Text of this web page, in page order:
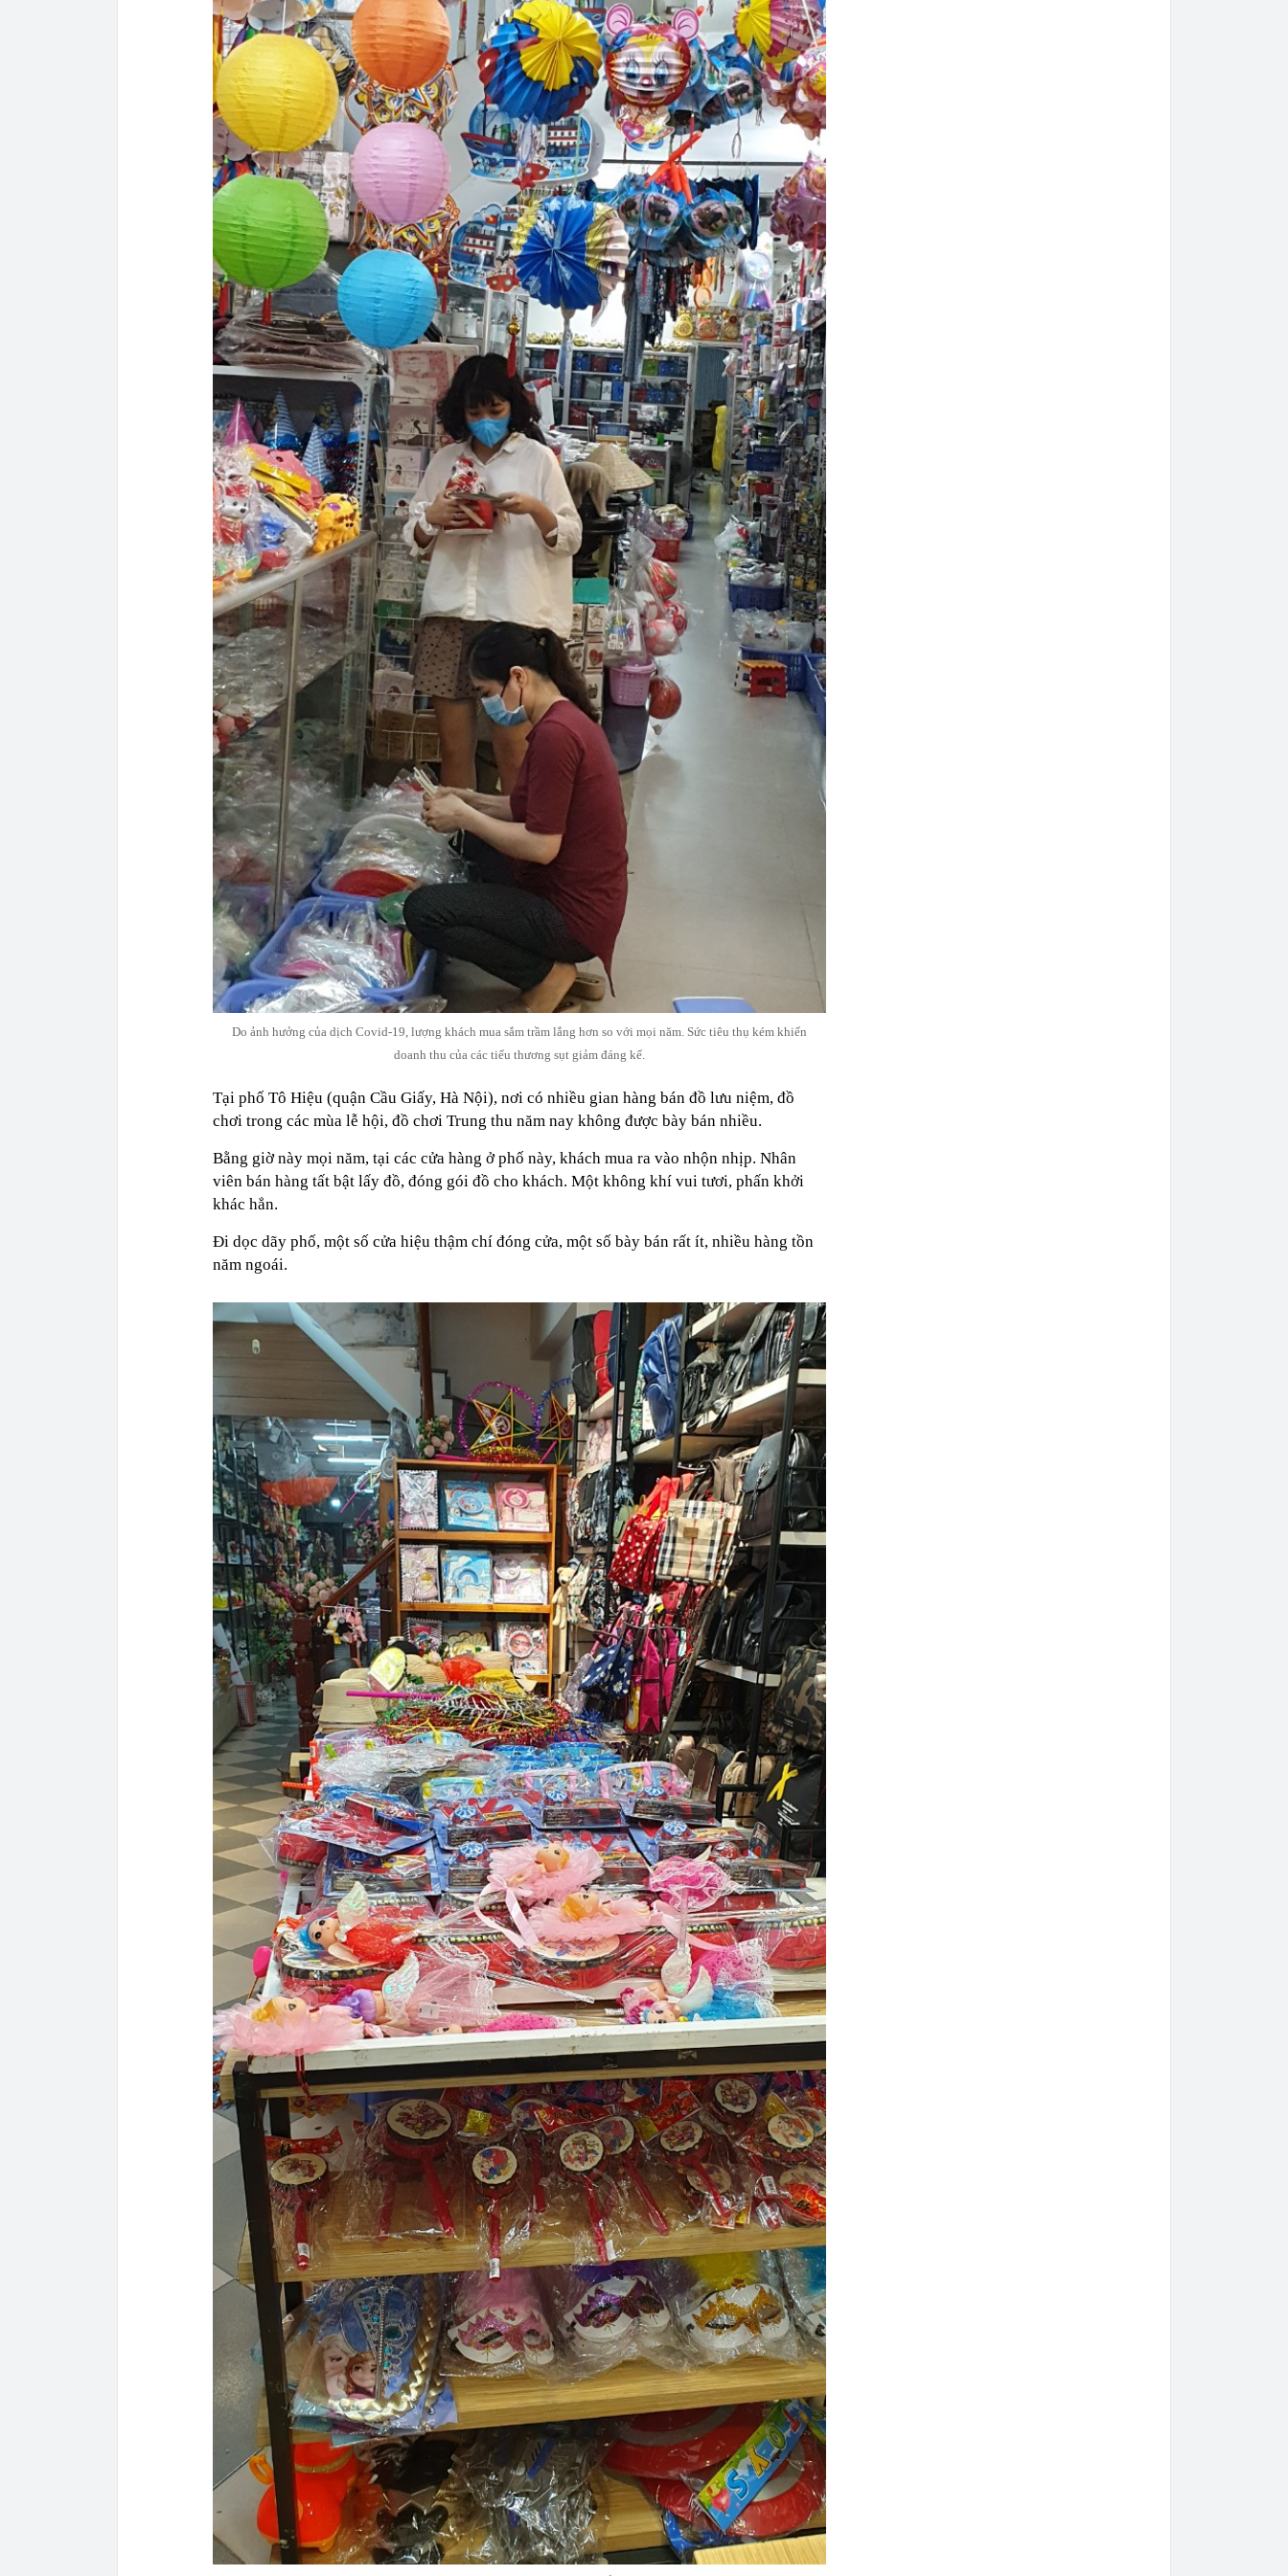
Do ảnh hưởng của dịch Covid-19, lượng khách mua sắm trầm lắng hơn so với mọi năm. Sức tiêu thụ kém khiến
doanh thu của các tiểu thương sụt giảm đáng kể.
Tại phố Tô Hiệu (quận Cầu Giấy, Hà Nội), nơi có nhiều gian hàng bán đồ lưu niệm, đồ
chơi trong các mùa lễ hội, đồ chơi Trung thu năm nay không được bày bán nhiều.
Bằng giờ này mọi năm, tại các cửa hàng ở phố này, khách mua ra vào nhộn nhịp. Nhân
viên bán hàng tất bật lấy đồ, đóng gói đồ cho khách. Một không khí vui tươi, phấn khởi
khác hẳn.
Đi dọc dãy phố, một số cửa hiệu thậm chí đóng cửa, một số bày bán rất ít, nhiều hàng tồn
năm ngoái.